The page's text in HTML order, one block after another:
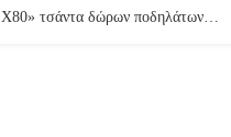
X80» τσάντα δώρων ποδηλάτων